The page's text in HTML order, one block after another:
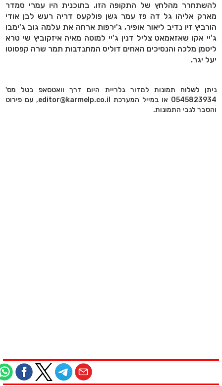
להשתחרר מהלחץ של התקופה הזו. בתוכנית היו עמרי סמדר
מארק אליהו גל דה פז עמר גשן פולקעס דריה רעש לבן אודי
הורביץ זיו נדיב ליאור אופיר, ג'ירפות ארחה את עלמה גוב ג'ימבו
ג'יי אקו שאזאמאט צליל דנין ג'יי למוטה מאיה איזקוביץ שי טרא
ליטמן מלכה והנסיכים האחים דוליס המתנדבות תמר שרה קפסוטו
יעל יגר.
ניתן לשלוח תמונות למדור גלריית היום דרך וואטסאפ בטל מס'
0545823934 או במייל המערכת editor@karmelp.co.il, עם פירוט
והסבר לגבי התמונות.